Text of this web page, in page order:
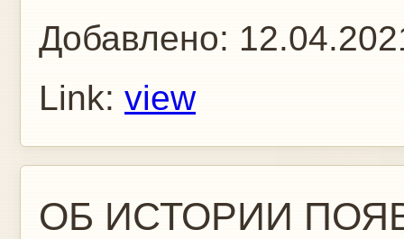
Добавлено:
Link: view
ОБ ИСТОРИИ